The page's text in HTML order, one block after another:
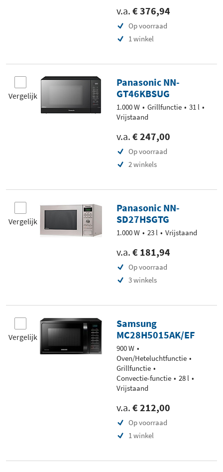
v.a. € 376,94
Op voorraad
1 winkel
Vergelijk
Panasonic NN-
GT46KBSUG
1.000 W Grillfunctie
31 l
Vrijstaand
v.a. € 247,00
Op voorraad
2 winkels
Vergelijk
Panasonic NN-
SD27HSGTG
1.000 W 23 l Vrijstaand
v.a. € 181,94
Op voorraad
3 winkels
Vergelijk
Samsung
MC28H5015AK/EF
900 W
Oven/Heteluchtfunctie
Grillfunctie
Convectie-functie
28 l
Vrijstaand
v.a. € 212,00
Op voorraad
1 winkel